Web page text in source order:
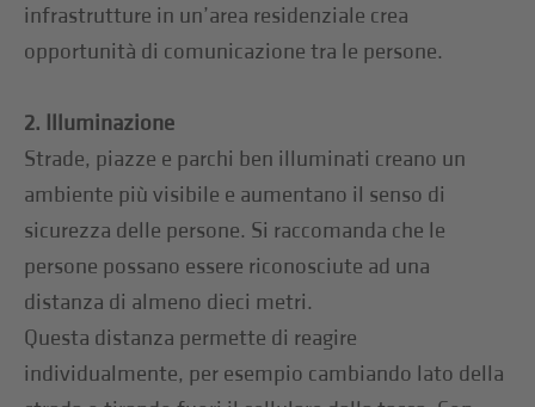
infrastrutture in un’area residenziale crea
opportunità di comunicazione tra le persone.
2. Illuminazione
Strade, piazze e parchi ben illuminati creano un
ambiente più visibile e aumentano il senso di
sicurezza delle persone. Si raccomanda che le
persone possano essere riconosciute ad una
distanza di almeno dieci metri.
Questa distanza permette di reagire
individualmente, per esempio cambiando lato della